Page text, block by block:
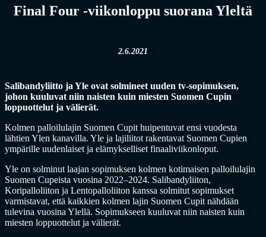
Final Four -viikonloppu suorana Yleltä
2.6.2021
Salibandyliitto ja Yle ovat solmineet uuden tv-sopimuksen,
johon kuuluvat niin naisten kuin miesten Suomen Cupin
loppuottelut ja välierät.
Kolmen palloilulajin Suomen Cupit huipentuvat ensi vuodesta
lähtien Ylen kanavilla. Yle ja lajiliitot rakentavat Suomen Cupien
ympärille uudenlaiset ja elämykselliset finaaliviikonloput.
Yle on solminut laajan sopimuksen kolmen kotimaisen palloilulajin
Suomen Cupeista vuosina 2022–2024. Salibandyliiton,
Koripalloliiton ja Lentopalloliiton kanssa solmitut sopimukset
varmistavat, että kaikkien kolmen lajin Suomen Cupit nähdään
tulevina vuosina Ylellä. Sopimukseen kuuluvat niin naisten kuin
miesten loppuottelut ja välierät.